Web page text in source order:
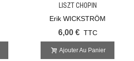
LISZT CHOPIN
Erik WICKSTRÖM
6,00 € TTC
Ajouter Au Panier